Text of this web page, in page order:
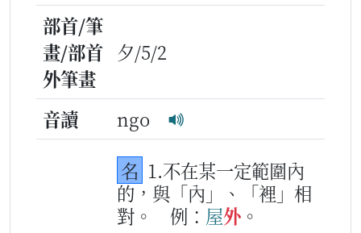
部首/筆
畫/部首
外筆畫
夕/5/2
音讀 ngo
名 1.不在某一定範圍內
的，與「內」、「裡」相
對。
例： 屋外 。